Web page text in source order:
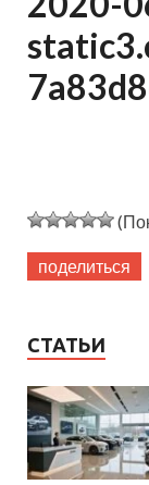
поделиться
СТАТЬИ